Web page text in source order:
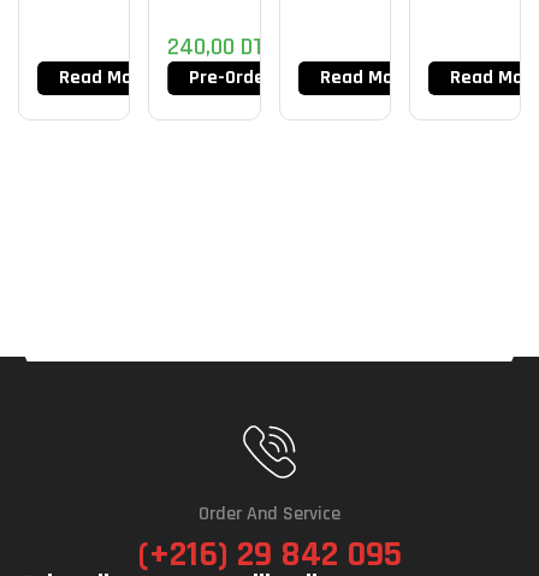
Read More
240,00 DT
Pre-Order Now Read More Read
Order And Service
(+216) 29 842 095